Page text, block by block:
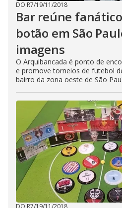
DO R7/19/11/2018
Bar reúne
botão em São
imagens
O Arquibancada é ponto de
e promove torneios de futebol
bairro da zona oeste de São
DO R7/19/11/2018